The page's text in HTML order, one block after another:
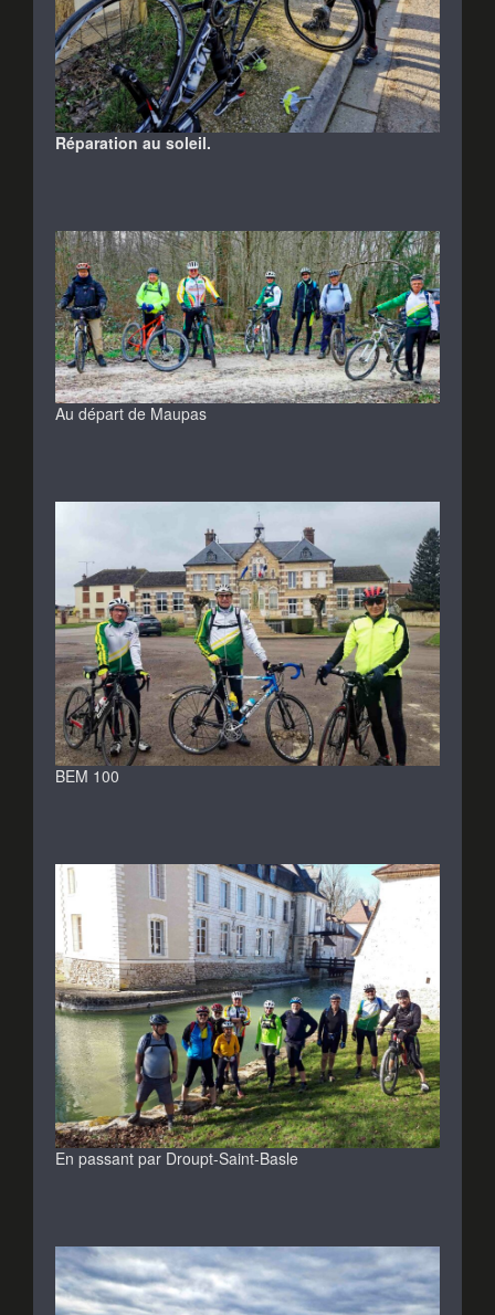
Réparation au soleil.
Au départ de Maupas
BEM 100
En passant par Droupt-Saint-Basle